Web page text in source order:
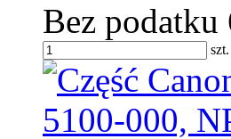
Bez podatku
szt.